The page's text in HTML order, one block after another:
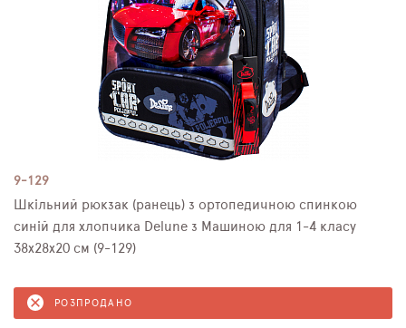
9-129
Шкільний рюкзак (ранець) з ортопедичною спинкою
синій для хлопчика Delune з Машиною для 1-4 класу
38х28х20 см (9-129)
РОЗПРОДАНО